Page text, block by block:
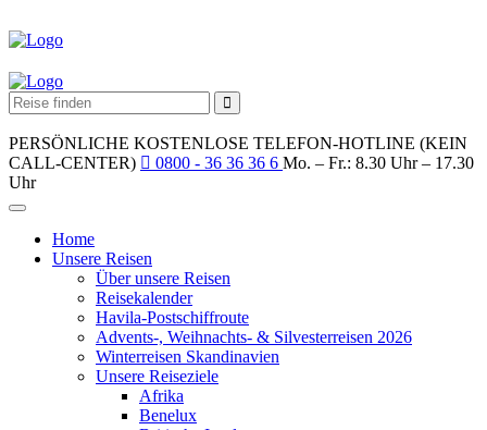
PERSÖNLICHE KOSTENLOSE TELEFON-HOTLINE (KEIN
CALL-CENTER)
0800 - 36 36 36 6 Mo. – Fr.: 8.30 Uhr – 17.30
Uhr
Home
Unsere Reisen
Über unsere Reisen
Reisekalender
Havila-Postschiffroute
Advents-, Weihnachts- & Silvesterreisen 2026
Winterreisen Skandinavien
Unsere Reiseziele
Afrika
Benelux